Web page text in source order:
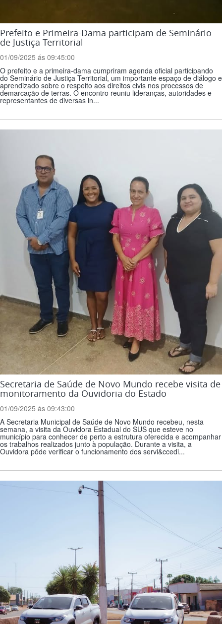
Prefeito e Primeira-Dama participam de Seminário
de Justiça Territorial
01/09/2025 ás 09:45:00
O prefeito e a primeira-dama cumpriram agenda oficial participando
do Seminário de Justiça Territorial, um importante espaço de diálogo e
aprendizado sobre o respeito aos direitos civis nos processos de
demarcação de terras. O encontro reuniu lideranças, autoridades e
representantes de diversas in...
Secretaria de Saúde de Novo Mundo recebe visita de
monitoramento da Ouvidoria do Estado
01/09/2025 ás 09:43:00
A Secretaria Municipal de Saúde de Novo Mundo recebeu, nesta
semana, a visita da Ouvidora Estadual do SUS que esteve no
município para conhecer de perto a estrutura oferecida e acompanhar
os trabalhos realizados junto à população. Durante a visita, a
Ouvidora pôde verificar o funcionamento dos servi&ccedi...